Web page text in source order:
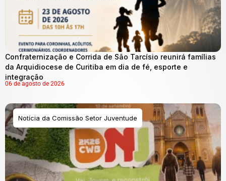
Confraternização e Corrida de São Tarcísio reunirá famílias
da Arquidiocese de Curitiba em dia de fé, esporte e
integração
06 de agosto de 2026
Notícia da Comissão Setor Juventude